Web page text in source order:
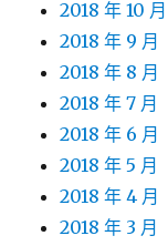
2018 年 10 月
2018 年 9 月
2018 年 8 月
2018 年 7 月
2018 年 6 月
2018 年 5 月
2018 年 4 月
2018 年 3 月